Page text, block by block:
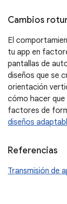
Cambios
El
tu app en
pantallas de
diseños que se
orientación
cómo hacer
factores de
diseños
Referencias
Transmisión de